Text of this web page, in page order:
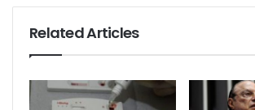
Related Articles